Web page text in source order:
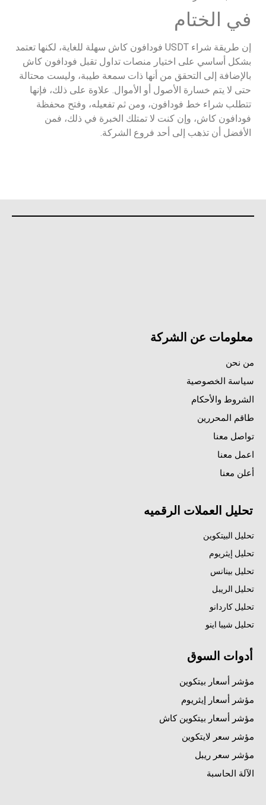
في الختام
إن طريقة شراء USDT فودافون كاش سهلة للغاية، لكنها تعتمد
بشكل أساسي على اختيار منصات تداول تقبل فودافون كاش
بالإضافة إلى التحقق من أنها ذات سمعة طيبة، وليست محتالة
حتى لا يتم خسارة الأصول أو الأموال. علاوة على ذلك، فإنها
تتطلب شراء خط فودافون، ومن ثم تفعيله، وفتح محفظة
فودافون كاش، وإن كنت لا تمتلك الخبرة في ذلك، فمن
الأفضل أن تذهب إلى أحد فروع الشركة.
معلومات عن الشركة
من نحن
سياسة الخصوصية
الشروط والأحكام
طاقم المحررين
تواصل معنا
اعمل معنا
أعلن معنا
تحليل العملات الرقميه
تحليل البيتكوين
تحليل إيثريوم
تحليل بينانس
تحليل الريبل
تحليل كاردانو
تحليل شيبا اينو
أدوات السوق
مؤشر أسعار بيتكوين
مؤشر أسعار إيثريوم
مؤشر أسعار بيتكوين كاش
مؤشر سعر لايتكوين
مؤشر سعر ريبل
الآلة الحاسبة